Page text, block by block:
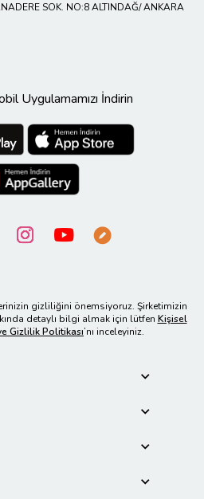
SOK. NO:8 ALTINDAĞ/ ANKARA
Uygulamamızı İndirin
gizliliğini önemsiyoruz. Şirketimizin
detaylı bilgi almak için lütfen Kişisel
Gizlilik Politikası’nı inceleyiniz.